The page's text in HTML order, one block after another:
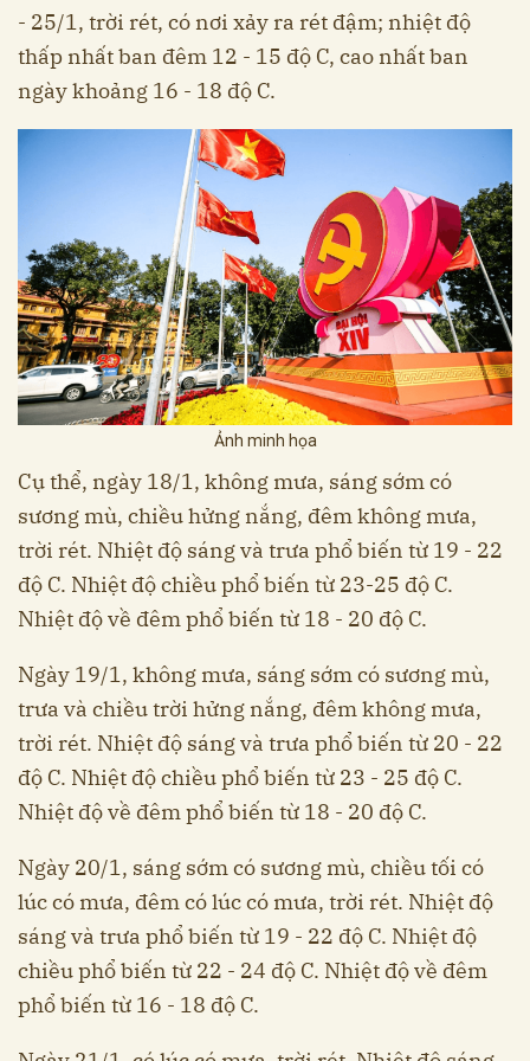
- 25/1, trời rét, có nơi xảy ra rét đậm; nhiệt độ
thấp nhất ban đêm 12 - 15 độ C, cao nhất ban
ngày khoảng 16 - 18 độ C.
Ảnh minh họa
Cụ thể, ngày 18/1, không mưa, sáng sớm có
sương mù, chiều hửng nắng, đêm không mưa,
trời rét. Nhiệt độ sáng và trưa phổ biến từ 19 - 22
độ C. Nhiệt độ chiều phổ biến từ 23-25 độ C.
Nhiệt độ về đêm phổ biến từ 18 - 20 độ C.
Ngày 19/1, không mưa, sáng sớm có sương mù,
trưa và chiều trời hửng nắng, đêm không mưa,
trời rét. Nhiệt độ sáng và trưa phổ biến từ 20 - 22
độ C. Nhiệt độ chiều phổ biến từ 23 - 25 độ C.
Nhiệt độ về đêm phổ biến từ 18 - 20 độ C.
Ngày 20/1, sáng sớm có sương mù, chiều tối có
lúc có mưa, đêm có lúc có mưa, trời rét. Nhiệt độ
sáng và trưa phổ biến từ 19 - 22 độ C. Nhiệt độ
chiều phổ biến từ 22 - 24 độ C. Nhiệt độ về đêm
phổ biến từ 16 - 18 độ C.